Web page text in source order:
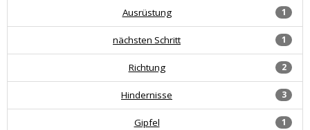
1
Ausrüstung
1
nächsten Schritt
2
Richtung
3
Hindernisse
1
Gipfel